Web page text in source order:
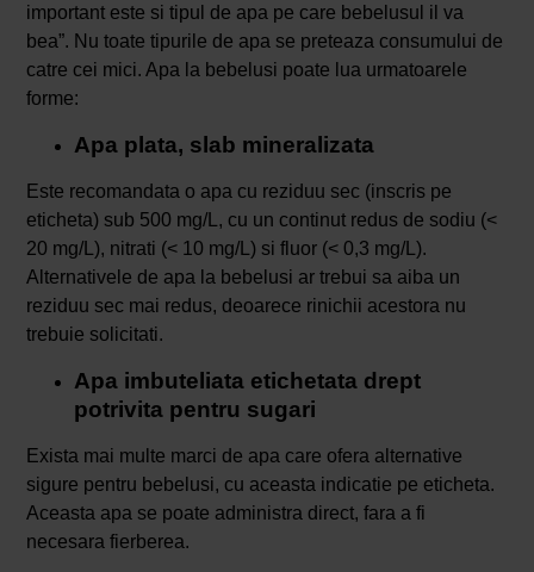
important este si tipul de apa pe care bebelusul il va
bea”. Nu toate tipurile de apa se preteaza consumului de
catre cei mici. Apa la bebelusi poate lua urmatoarele
forme:
Apa plata, slab mineralizata
Este recomandata o apa cu reziduu sec (inscris pe
eticheta) sub 500 mg/L, cu un continut redus de sodiu (<
20 mg/L), nitrati (< 10 mg/L) si fluor (< 0,3 mg/L).
Alternativele de apa la bebelusi ar trebui sa aiba un
reziduu sec mai redus, deoarece rinichii acestora nu
trebuie solicitati.
Apa imbuteliata etichetata drept
potrivita pentru sugari
Exista mai multe marci de apa care ofera alternative
sigure pentru bebelusi, cu aceasta indicatie pe eticheta.
Aceasta apa se poate administra direct, fara a fi
necesara fierberea.